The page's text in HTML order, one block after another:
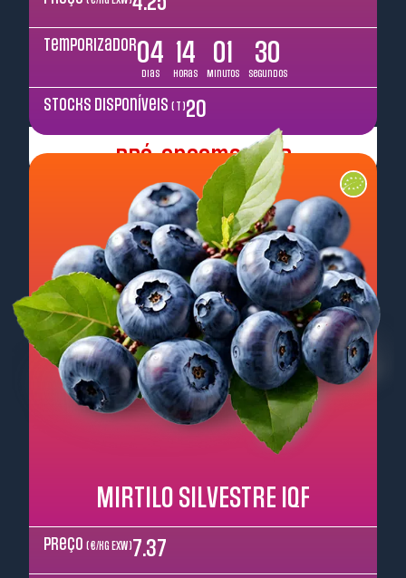
Temporizador04
Dias
14
Horas
01
Minutos
29
Segundos
Stocks disponíveis ( T ) 20
Pré-encomendar
MIRTILO SILVESTRE IQF
Preço ( €/kg EXW ) 7.37